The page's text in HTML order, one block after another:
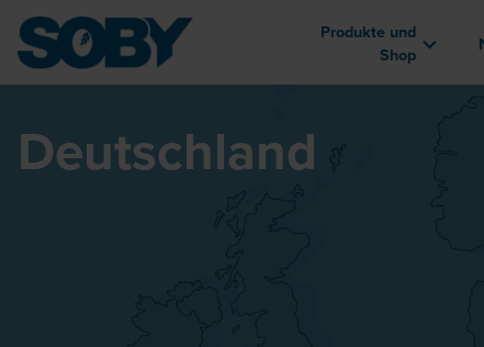
Produkte und
Shop
Deutschland